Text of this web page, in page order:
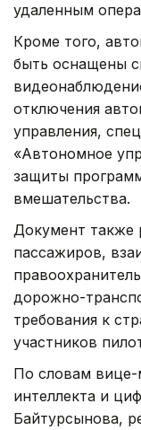
удаленным
Кроме того,
быть оснащены
отключения
управления,
«Автономное
защиты
вмешательства.
Документ также
пассажиров,
дорожно-
требования к
участников
По словам вице-
интеллекта и
Байтурсынова,